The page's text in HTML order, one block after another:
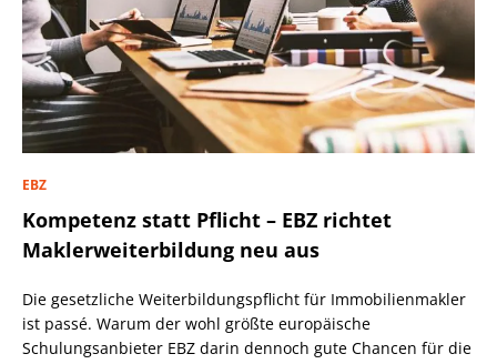
EBZ
Kompetenz statt Pflicht – EBZ richtet
Maklerweiterbildung neu aus
Die gesetzliche Weiterbildungspflicht für Immobilienmakler
ist passé. Warum der wohl größte europäische
Schulungsanbieter EBZ darin dennoch gute Chancen für die